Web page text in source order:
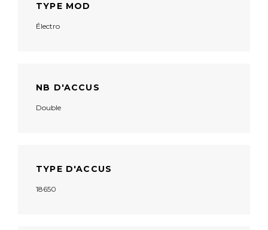
TYPE MOD
Électro
NB D'ACCUS
Double
TYPE D'ACCUS
18650